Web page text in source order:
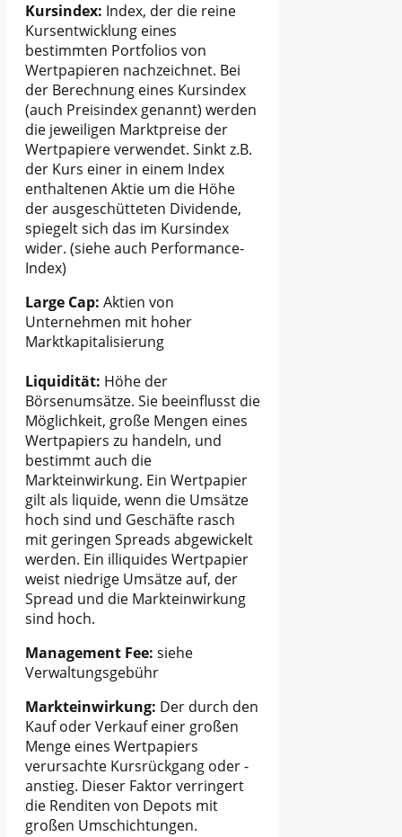
Kursindex: Index, der die reine
Kursentwicklung eines
bestimmten Portfolios von
Wertpapieren nachzeichnet. Bei
der Berechnung eines Kursindex
(auch Preisindex genannt) werden
die jeweiligen Marktpreise der
Wertpapiere verwendet. Sinkt z.B.
der Kurs einer in einem Index
enthaltenen Aktie um die Höhe
der ausgeschütteten Dividende,
spiegelt sich das im Kursindex
wider. (siehe auch Performance-
Index)
Large Cap: Aktien von
Unternehmen mit hoher
Marktkapitalisierung
Liquidität: Höhe der
Börsenumsätze. Sie beeinflusst die
Möglichkeit, große Mengen eines
Wertpapiers zu handeln, und
bestimmt auch die
Markteinwirkung. Ein Wertpapier
gilt als liquide, wenn die Umsätze
hoch sind und Geschäfte rasch
mit geringen Spreads abgewickelt
werden. Ein illiquides Wertpapier
weist niedrige Umsätze auf, der
Spread und die Markteinwirkung
sind hoch.
Management Fee: siehe
Verwaltungsgebühr
Markteinwirkung: Der durch den
Kauf oder Verkauf einer großen
Menge eines Wertpapiers
verursachte Kursrückgang oder -
anstieg. Dieser Faktor verringert
die Renditen von Depots mit
großen Umschichtungen.